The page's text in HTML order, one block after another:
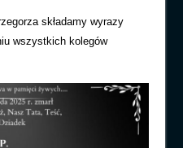
składamy wyrazy
wszystkich kolegów